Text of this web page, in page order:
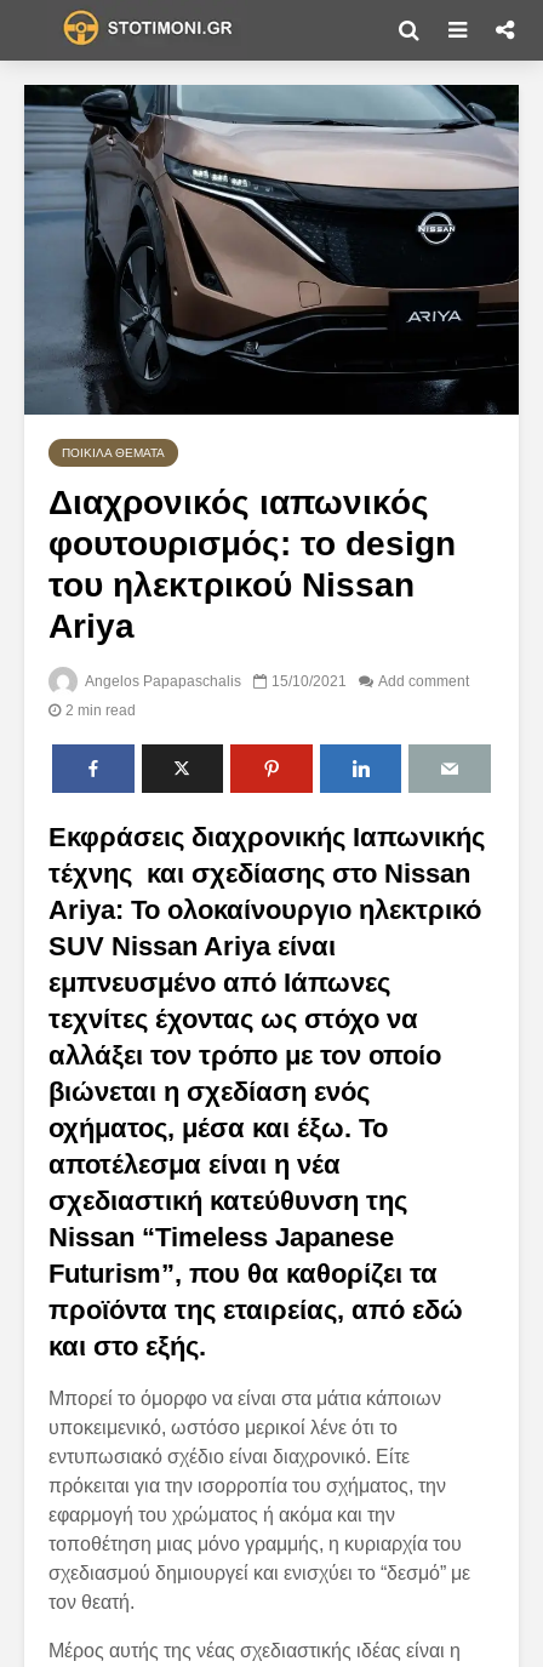
ΠΟΙΚΊΛΑ ΘΈΜΑΤΑ
Διαχρονικός ιαπωνικός
φουτουρισμός: το design
του ηλεκτρικού Nissan
Ariya
Angelos Papapaschalis 15/10/2021
Add comment
2 min read
Εκφράσεις διαχρονικής Ιαπωνικής
τέχνης και σχεδίασης στο Nissan
Ariya: Το ολοκαίνουργιο ηλεκτρικό
SUV Nissan Ariya είναι
εμπνευσμένο από Ιάπωνες
τεχνίτες έχοντας ως στόχο να
αλλάξει τον τρόπο με τον οποίο
βιώνεται η σχεδίαση ενός
οχήματος, μέσα και έξω. Το
αποτέλεσμα είναι η νέα
σχεδιαστική κατεύθυνση της
Nissan “Timeless Japanese
Futurism”, που θα καθορίζει τα
προϊόντα της εταιρείας, από εδώ
και στο εξής.
Μπορεί το όμορφο να είναι στα μάτια κάποιων
υποκειμενικό, ωστόσο μερικοί λένε ότι το
εντυπωσιακό σχέδιο είναι διαχρονικό. Είτε
πρόκειται για την ισορροπία του σχήματος, την
εφαρμογή του χρώματος ή ακόμα και την
τοποθέτηση μιας μόνο γραμμής, η κυριαρχία του
σχεδιασμού δημιουργεί και ενισχύει το “δεσμό” με
τον θεατή.
Μέρος αυτής της νέας σχεδιαστικής ιδέας είναι η